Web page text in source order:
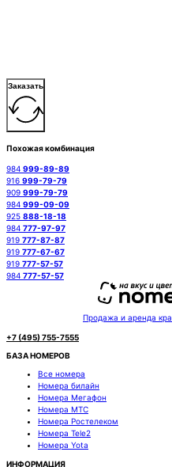
Заказать
Похожая комбинация
984 999-89-89
916 999-79-79
909 999-79-79
984 999-09-09
925 888-18-18
984 777-97-97
919 777-87-87
919 777-67-67
919 777-57-57
984 777-57-57
Продажа и аренда
+7 (495) 755-7555
БАЗА НОМЕРОВ
Все номера
Номера билайн
Номера Мегафон
Номера МТС
Номера Ростелеком
Номера Tele2
Номера Yota
ИНФОРМАЦИЯ